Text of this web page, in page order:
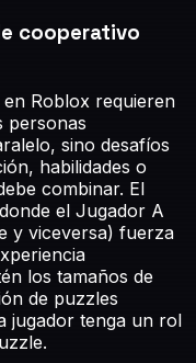
cooperativo
Roblox requieren
personas
sino desafíos
habilidades o
combinar. El
el Jugador A
y viceversa) fuerza
los tamaños de
de puzzles
jugador tenga un rol